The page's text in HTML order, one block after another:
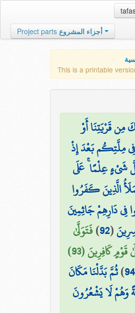
Project parts أجزاء المشروع
This is a printable
مِن قَرْيَتِنَا أَوْ
فِي مِلَّتِكُم بَعْدَ إِذْ
شَيْءٍ عِلْمًا ۚ عَلَى
الَّذِينَ كَفَرُوا
فِي دَارِهِمْ جَاثِمِينَ
(
92
)فَتَوَلَّىٰ
كَافِرِينَ (93)
94
)ثُمَّ بَدَّلْنَا مَكَانَ
وَهُمْ لَا يَشْعُرُونَ